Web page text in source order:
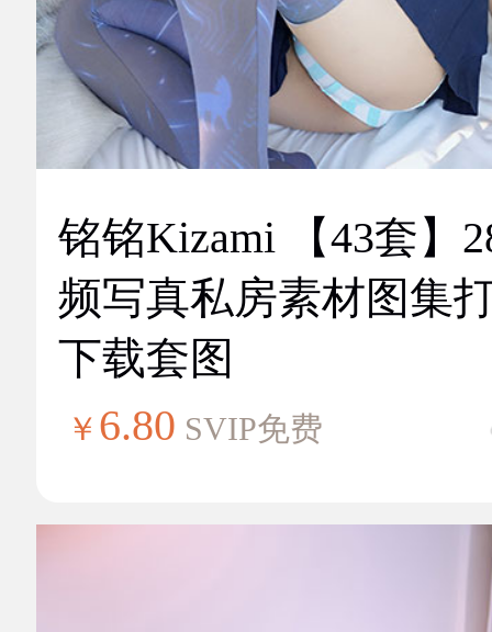
铭铭Kizami 【43套】
频写真私房素材图集
下载套图
￥ 6.80 SVIP免费